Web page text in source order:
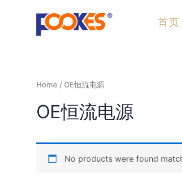
首页
Home / OE恒流电源
OE恒流电源
No products were found